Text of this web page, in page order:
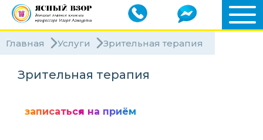
Главная Услуги Зрительная терапия
Зрительная терапия
записаться на приём